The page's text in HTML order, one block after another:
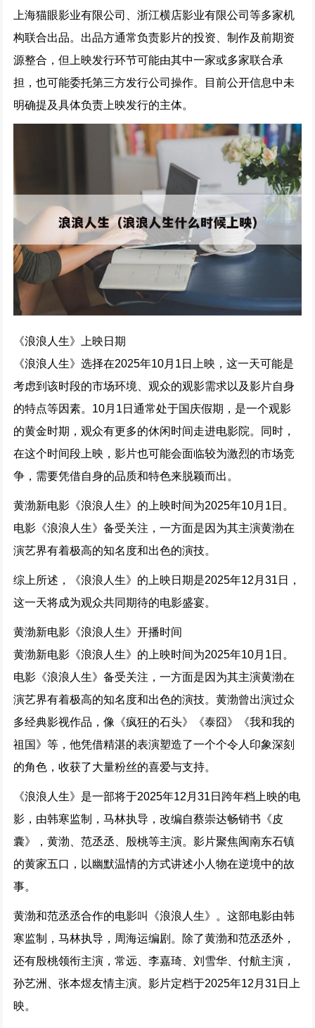
上海猫眼影业有限公司、浙江横店影业有限公司等多家机
构联合出品。出品方通常负责影片的投资、制作及前期资
源整合，但上映发行环节可能由其中一家或多家联合承
担，也可能委托第三方发行公司操作。目前公开信息中未
明确提及具体负责上映发行的主体。
《浪浪人生》上映日期
《浪浪人生》选择在2025年10月1日上映，这一天可能是
考虑到该时段的市场环境、观众的观影需求以及影片自身
的特点等因素。10月1日通常处于国庆假期，是一个观影
的黄金时期，观众有更多的休闲时间走进电影院。同时，
在这个时间段上映，影片也可能会面临较为激烈的市场竞
争，需要凭借自身的品质和特色来脱颖而出。
黄渤新电影《浪浪人生》的上映时间为2025年10月1日。
电影《浪浪人生》备受关注，一方面是因为其主演黄渤在
演艺界有着极高的知名度和出色的演技。
综上所述，《浪浪人生》的上映日期是2025年12月31日，
这一天将成为观众共同期待的电影盛宴。
黄渤新电影《浪浪人生》开播时间
黄渤新电影《浪浪人生》的上映时间为2025年10月1日。
电影《浪浪人生》备受关注，一方面是因为其主演黄渤在
演艺界有着极高的知名度和出色的演技。黄渤曾出演过众
多经典影视作品，像《疯狂的石头》《泰囧》《我和我的
祖国》等，他凭借精湛的表演塑造了一个个令人印象深刻
的角色，收获了大量粉丝的喜爱与支持。
《浪浪人生》是一部将于2025年12月31日跨年档上映的电
影，由韩寒监制，马林执导，改编自蔡崇达畅销书《皮
囊》，黄渤、范丞丞、殷桃等主演。影片聚焦闽南东石镇
的黄家五口，以幽默温情的方式讲述小人物在逆境中的故
事。
黄渤和范丞丞合作的电影叫《浪浪人生》。这部电影由韩
寒监制，马林执导，周海运编剧。除了黄渤和范丞丞外，
还有殷桃领衔主演，常远、李嘉琦、刘雪华、付航主演，
孙艺洲、张本煜友情主演。影片定档于2025年12月31日上
映。